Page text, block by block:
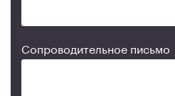
Сопроводительное письмо